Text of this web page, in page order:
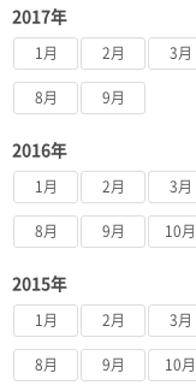
2017年
1月 2月 3月
8月 9月
2016年
1月 2月 3月
8月 9月 10月
2015年
1月 2月 3月
8月 9月 10月